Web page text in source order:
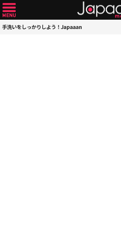
手洗いをしっかりしよう！Japaaan